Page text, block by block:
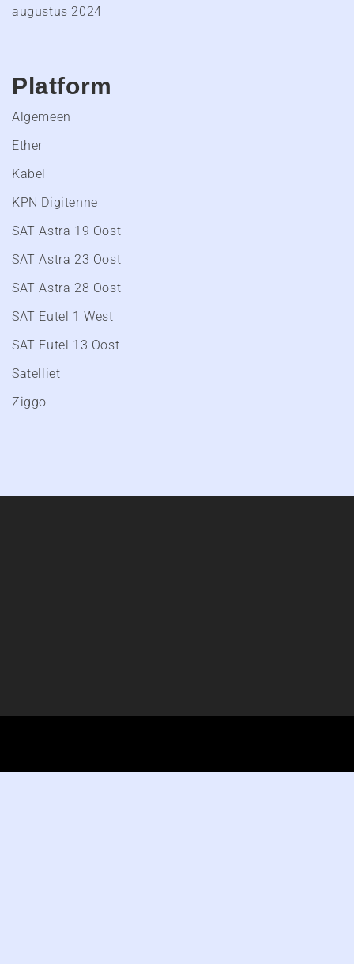
augustus 2024
Platform
Algemeen
Ether
Kabel
KPN Digitenne
SAT Astra 19 Oost
SAT Astra 23 Oost
SAT Astra 28 Oost
SAT Eutel 1 West
SAT Eutel 13 Oost
Satelliet
Ziggo